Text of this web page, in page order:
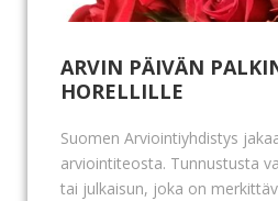
ARVIN PÄIVÄN
HORELLILLE
Suomen Arviointiyhdistys
arviointiteosta. Tunnustusta
tai julkaisun, joka on